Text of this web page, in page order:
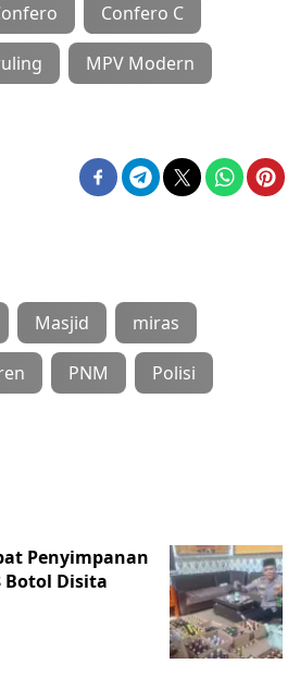
Confero C
MPV Modern
Masjid miras
PNM Polisi
Penyimpanan
Botol Disita